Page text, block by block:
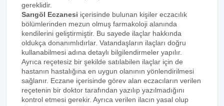
gereklidir.
Sarıgöl Eczanesi içerisinde bulunan kişiler eczacılık
bölümlerinden mezun olmuş farmakoloji alanında
kendilerini geliştirmiştir. Bu sayede ilaçlar hakkında
oldukça donanımlıdırlar. Vatandaşların ilaçları doğru
kullanabilmesi adına detaylı bilgilendirmeler yapılır.
Ayrıca reçetesiz bir şekilde satılabilen ilaçlar için de
hastanın hastalığına en uygun olanının yönlendirilmesi
sağlanır. Eczane içerisinde görev alan eczacıların verilen
reçetenin bir doktor tarafından yazılıp yazılmadığını
kontrol etmesi gerekir. Ayrıca verilen ilacın yasal olup